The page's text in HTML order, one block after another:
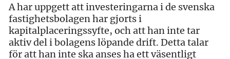
A har uppgett att investeringarna i de svenska
fastighetsbolagen har gjorts i
kapitalplaceringssyfte, och att han inte tar
aktiv del i bolagens löpande drift. Detta talar
för att han inte ska anses ha ett väsentligt